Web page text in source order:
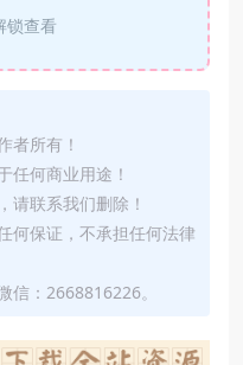
锁查看
者所有！
任何商业用途！
请联系我们删除！
何保证，不承担任何法律
信：2668816226。